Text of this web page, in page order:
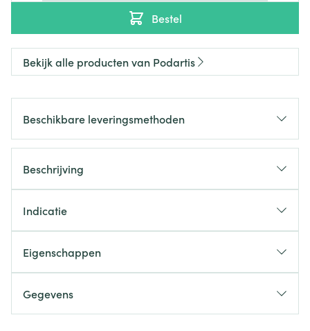
Bestel
Bekijk alle producten van Podartis
Beschikbare leveringsmethoden
Beschrijving
Indicatie
Eigenschappen
Gegevens